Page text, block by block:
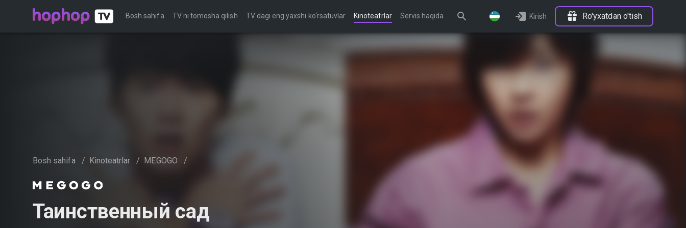
Bosh sahifa TV ni tomosha qilish TV dagi eng yaxshi ko‘rsatuvlar Kinoteatrlar Servis haqida Kirish Ro'yxatdan o'tish
Bosh sahifa / Kinoteatrlar / MEGOGO /
Таинственный сад